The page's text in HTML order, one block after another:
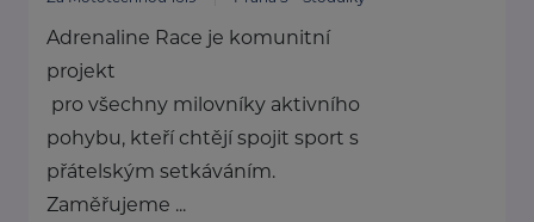
Adrenaline Race je komunitní
projekt
pro všechny milovníky aktivního
pohybu, kteří chtějí spojit sport s
přátelským setkáváním.
Zaměřujeme ...